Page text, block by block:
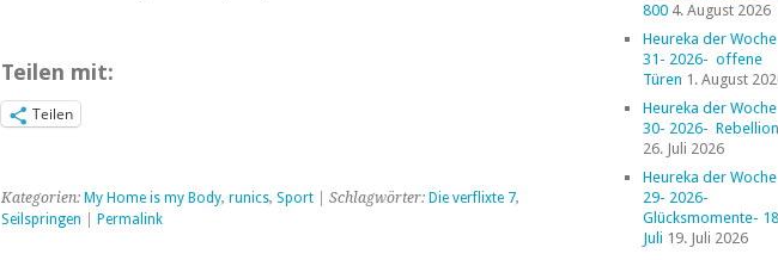
Teilen mit:
Teilen
Kategorien: My Home is my Body, runics, Sport| Schlagwörter: Die verflixte 7,
Seilspringen
Permalink
800 4. August 2026
Heureka der Woche
31- 2026- offene
Türen 1. August
Heureka der Woche
30- 2026- Rebellion
26. Juli 2026
Heureka der Woche
29- 2026-
Glücksmomente-
Juli 19. Juli 2026